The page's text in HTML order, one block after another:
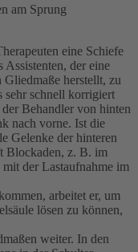
am Sprung
eine Schiefe
Assistenten, der eine
Gliedmaße herstellt, zu
sehr schnell korrigiert
Behandler von hinten
nach vorne. Ist die
Gelenke der hinteren
Blockaden, z. B. im
der Lastaufnahme im
arbeitet er, um
lösen zu können,
weiter. In den